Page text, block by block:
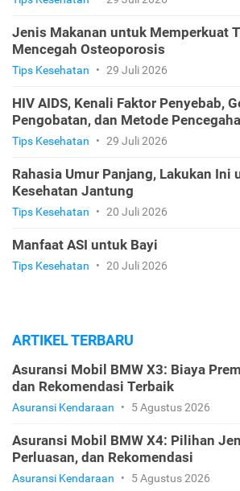
Jenis Makanan untuk Memperkuat
Mencegah Osteoporosis
Tips Kesehatan • 29 Juli 2026
HIV AIDS, Kenali Faktor Penyebab,
Pengobatan, dan Metode
Tips Kesehatan • 29 Juli 2026
Rahasia Umur Panjang, Lakukan Ini
Kesehatan Jantung
Tips Kesehatan • 20 Juli 2026
Manfaat ASI untuk Bayi
Tips Kesehatan • 20 Juli 2026
ARTIKEL TERBARU
Asuransi Mobil BMW X3: Biaya
dan Rekomendasi Terbaik
Asuransi Kendaraan • 5 Agustus 2026
Asuransi Mobil BMW X4: Pilihan
Perluasan, dan Rekomendasi
Asuransi Kendaraan • 5 Agustus 2026